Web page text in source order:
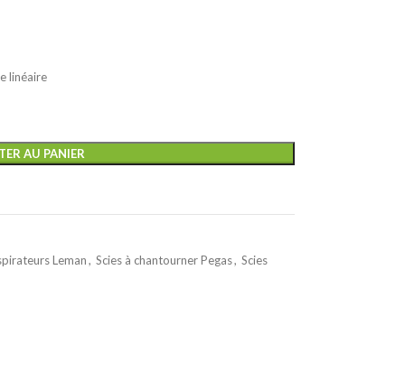
linéaire
AU PANIER
Leman, Scies à chantourner Pegas, Scies